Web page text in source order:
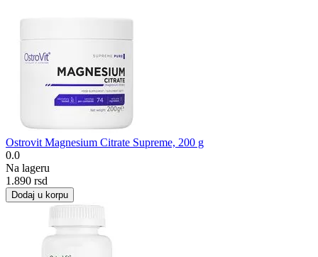
Ostrovit Magnesium Citrate Supreme, 200 g
0.0
Na lageru
1.890 rsd
Dodaj u korpu